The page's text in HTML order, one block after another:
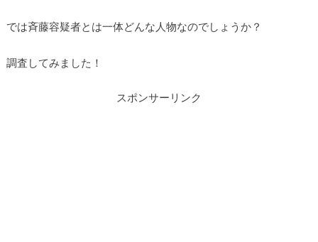
では斉藤容疑者とは一体どんな人物なのでしょうか？
調査してみました！
スポンサーリンク